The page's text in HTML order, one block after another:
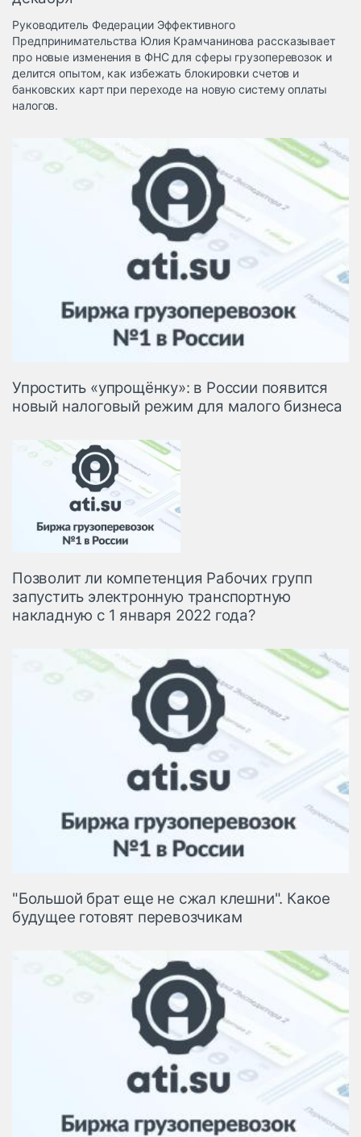
терминалы
Коммерческий
транспорт
Спецтехника
Топливо, масла и
автохимия
Руководитель Федерации Эффективного
Предпринимательства Юлия Крамчанинова рассказывает
про новые изменения в ФНС для сферы грузоперевозок и
делится опытом, как избежать блокировки счетов и
банковских карт при переходе на новую систему оплаты
налогов.
Упростить «упрощёнку»: в России появится
новый налоговый режим для малого бизнеса
Позволит ли компетенция Рабочих групп
запустить электронную транспортную
накладную с 1 января 2022 года?
"Большой брат еще не сжал клешни". Какое
будущее готовят перевозчикам